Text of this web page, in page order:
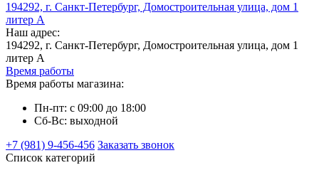
194292, г. Санкт-Петербург, Домостроительная улица, дом 1
литер А
Наш адрес:
194292, г. Санкт-Петербург, Домостроительная улица, дом 1
литер А
Время работы
Время работы магазина:
Пн-пт: с 09:00 до 18:00
Сб-Вс: выходной
+7 (981) 9-456-456 Заказать звонок
Список категорий